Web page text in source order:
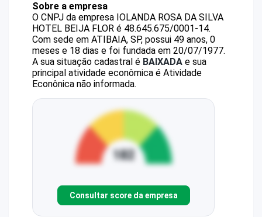
Sobre a empresa
O CNPJ da empresa IOLANDA ROSA DA SILVA
HOTEL BEIJA FLOR é 48.645.675/0001-14.
Com sede em ATIBAIA, SP, possui 49 anos, 0
meses e 18 dias e foi fundada em 20/07/1977.
A sua situação cadastral é BAIXADA e sua
principal atividade econômica é Atividade
Econônica não informada.
Consultar score da empresa